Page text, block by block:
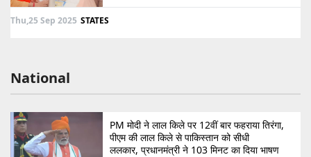
Thu,25 Sep 2025 STATES
National
PM मोदी ने लाल किले पर 12वीं बार फहराया तिरंगा,
पीएम की लाल किले से पाकिस्तान को सीधी
ललकार, प्रधानमंत्री ने 103 मिनट का दिया भाषण